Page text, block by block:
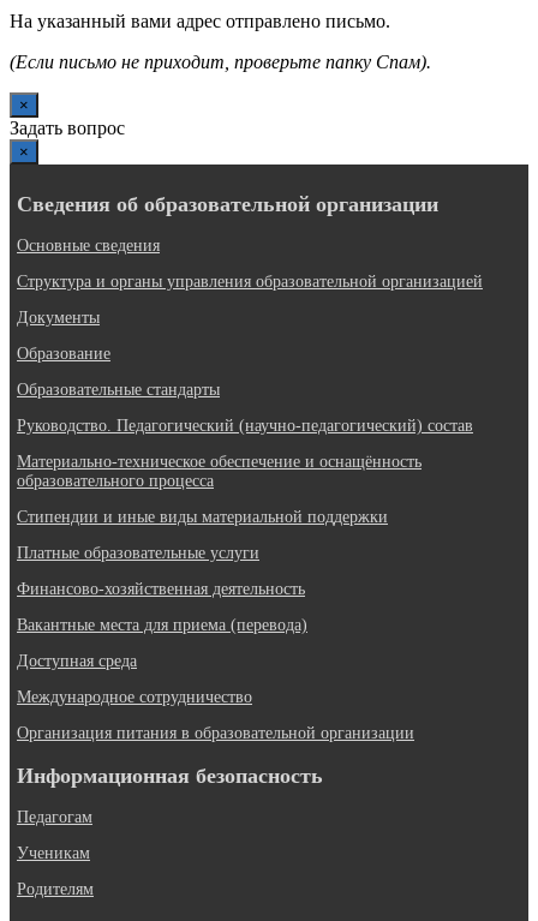
На указанный вами адрес отправлено письмо.
(Если письмо не приходит, проверьте папку Спам).
×
Задать вопрос
×
Сведения об образовательной организации
Основные сведения
Структура и органы управления образовательной организацией
Документы
Образование
Образовательные стандарты
Руководство. Педагогический (научно-педагогический) состав
Материально-техническое обеспечение и оснащённость
образовательного процесса
Стипендии и иные виды материальной поддержки
Платные образовательные услуги
Финансово-хозяйственная деятельность
Вакантные места для приема (перевода)
Доступная среда
Международное сотрудничество
Организация питания в образовательной организации
Информационная безопасность
Педагогам
Ученикам
Родителям